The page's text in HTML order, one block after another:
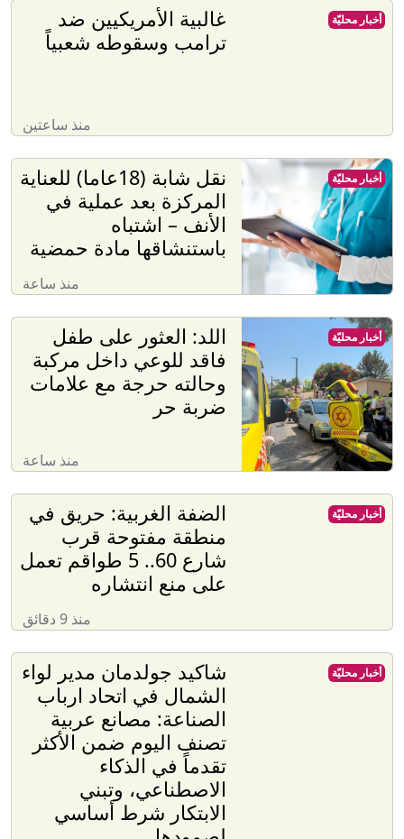
غالبية الأمريكيين ضد
ترامب وسقوطه شعبياً
منذ ساعتين
أخبار محليّة
نقل شابة (18عاما) للعناية
المركزة بعد عملية في
الأنف – اشتباه
باستنشاقها مادة حمضية
منذ ساعة
أخبار محليّة
اللد: العثور على طفل
فاقد للوعي داخل مركبة
وحالته حرجة مع علامات
ضربة حر
منذ ساعة
أخبار محليّة
الضفة الغربية: حريق في
منطقة مفتوحة قرب
شارع 60.. 5 طواقم تعمل
على منع انتشاره
منذ 9 دقائق
أخبار محليّة
شاكيد جولدمان مدير لواء
الشمال في اتحاد ارباب
الصناعة: مصانع عربية
تصنف اليوم ضمن الأكثر
تقدماً في الذكاء
الاصطناعي، وتبني
الابتكار شرط أساسي
أخبار محليّة